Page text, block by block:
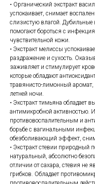
• Органический экстракт
успокаивает, снимает
слизистую влагой. Дубильные
помогают бороться с
чувствительной кожи.
• Экстракт мелиссы
раздражение и сухость.
заживляет и стимулирует
которые обладают
травянисто-лимонный
летней ночи.
• Экстракт тимьяна обладает
антимикробной
противовоспалительным и
борьбе с вагинальными
обезболивающий эффект,
• Экстракт стевии природный
натуральный, абсолютно
отличии от сахара, стевия не
грибков. Обладает